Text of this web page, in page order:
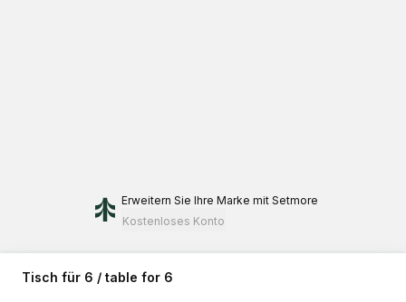
Erweitern Sie Ihre Marke mit Setmore
Kostenloses Konto
Tisch für 6 / table for 6